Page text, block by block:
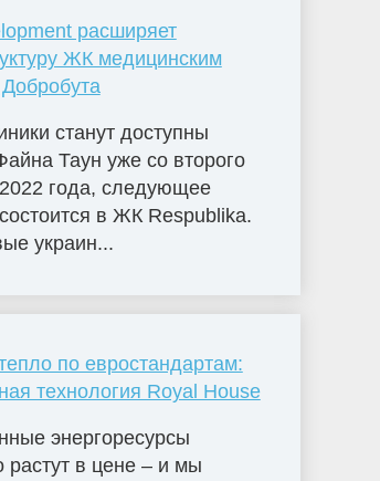
расширяет
ЖК медицинским
станут доступны
Таун уже со второго
года, следующее
в ЖК Respublika.
украин...
по евростандартам:
технология Royal House
энергоресурсы
растут в цене – и мы